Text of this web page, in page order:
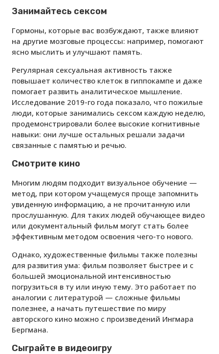
Занимайтесь сексом
Гормоны, которые вас возбуждают, также влияют
на другие мозговые процессы: например, помогают
ясно мыслить и улучшают память.
Регулярная сексуальная активность также
повышает количество клеток в гиппокампе и даже
помогает развить аналитическое мышление.
Исследование 2019-го года показало, что пожилые
люди, которые занимались сексом каждую неделю,
продемонстрировали более высокие когнитивные
навыки: они лучше остальных решали задачи
связанные с памятью и речью.
Смотрите кино
Многим людям подходит визуальное обучение —
метод, при котором учащемуся проще запомнить
увиденную информацию, а не прочитанную или
прослушанную. Для таких людей обучающее видео
или документальный фильм могут стать более
эффективным методом освоения чего-то нового.
Однако, художественные фильмы также полезны
для развития ума: фильм позволяет быстрее и с
большей эмоциональной интенсивностью
погрузиться в ту или иную тему. Это работает по
аналогии с литературой — сложные фильмы
полезнее, а начать путешествие по миру
авторского кино можно с произведений Ингмара
Бергмана.
Сыграйте в видеоигру